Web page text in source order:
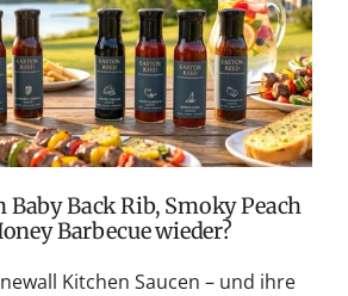
Back Rib, Smoky Peach
Barbecue wieder?
Kitchen Saucen – und ihre